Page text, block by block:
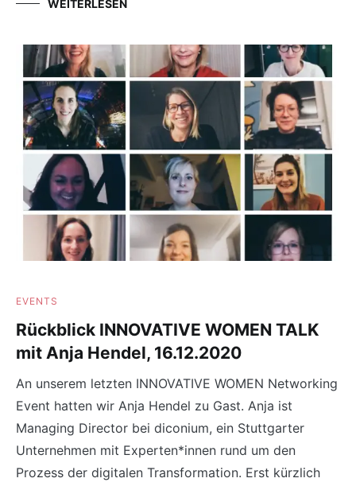
WEITERLESEN
EVENTS
Rückblick INNOVATIVE WOMEN TALK
mit Anja Hendel, 16.12.2020
An unserem letzten INNOVATIVE WOMEN Networking
Event hatten wir Anja Hendel zu Gast. Anja ist
Managing Director bei diconium, ein Stuttgarter
Unternehmen mit Experten*innen rund um den
Prozess der digitalen Transformation. Erst kürzlich